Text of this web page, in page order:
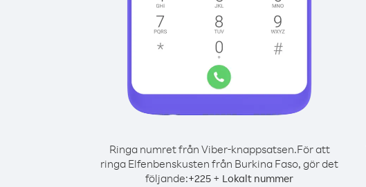
Ringa numret från Viber-knappsatsen.För att
ringa Elfenbenskusten från Burkina Faso, gör det
följande:+225 + Lokalt nummer